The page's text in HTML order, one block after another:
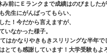
前にＥランクまで成績はのびました
先生にがんばってもらい、
た！今だから言えますが、
いなかった様子。
はかなりやきもきスリリングな半年で
とても感謝しています！大学受験もよ